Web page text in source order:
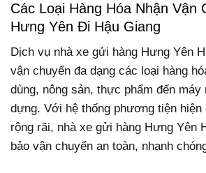
Các Loại Hàng Hóa Nhận Vận
Hưng Yên Đi Hậu Giang
Dịch vụ nhà xe gửi hàng Hưng Yên
vận chuyển đa dạng các loại hàng
dùng, nông sản, thực phẩm đến
dựng. Với hệ thống phương tiện hiện
rộng rãi, nhà xe gửi hàng Hưng Yên
bảo vận chuyển an toàn, nhanh